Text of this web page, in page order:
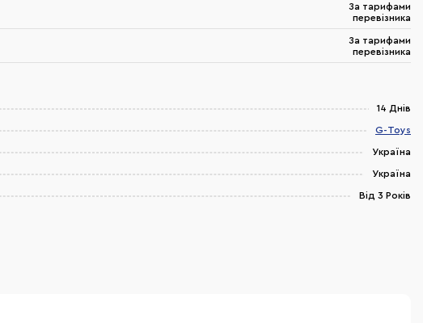
За тарифами
перевізника
За тарифами
перевізника
14 Днів
G-Toys
Україна
Україна
Від 3 Років